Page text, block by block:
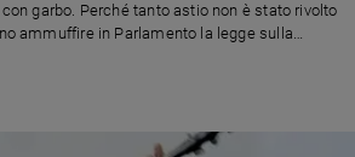
garbo. Perché tanto astio non è stato rivolto
ammuffire in Parlamento la legge sulla
nei giorni festivi?